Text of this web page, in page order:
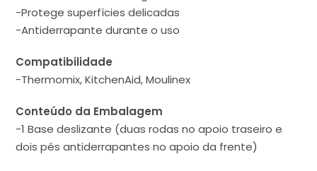
-Protege superfícies delicadas
-Antiderrapante durante o uso
Compatibilidade
-Thermomix, KitchenAid, Moulinex
Conteúdo da Embalagem
-1 Base deslizante (duas rodas no apoio traseiro e
dois pés antiderrapantes no apoio da frente)